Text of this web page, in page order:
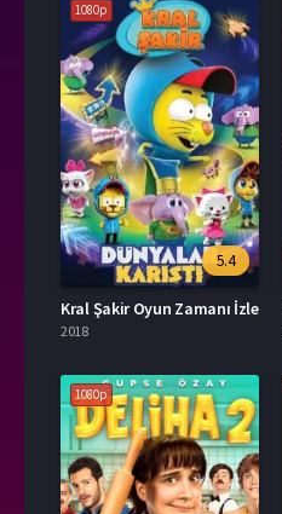
1080p
5.4
Kral Şakir Oyun Zamanı İzle
2018
1080p